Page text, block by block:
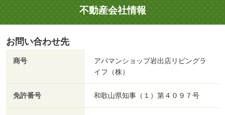
不動産会社情報
お問い合わせ先
商号
アパマンショップ岩出店リビングラ
イフ（株）
免許番号 和歌山県知事（１）第４０９７号